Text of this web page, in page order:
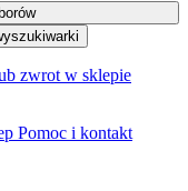
zwrot w sklepie
Pomoc i kontakt